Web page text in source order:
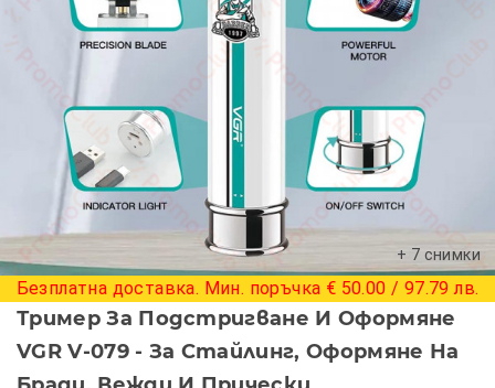
+ 7 снимки
Безплатна доставка. Мин. поръчка € 50.00 / 97.79 лв.
Тример За Подстригване И Оформяне
VGR V-079 - За Стайлинг, Оформяне На